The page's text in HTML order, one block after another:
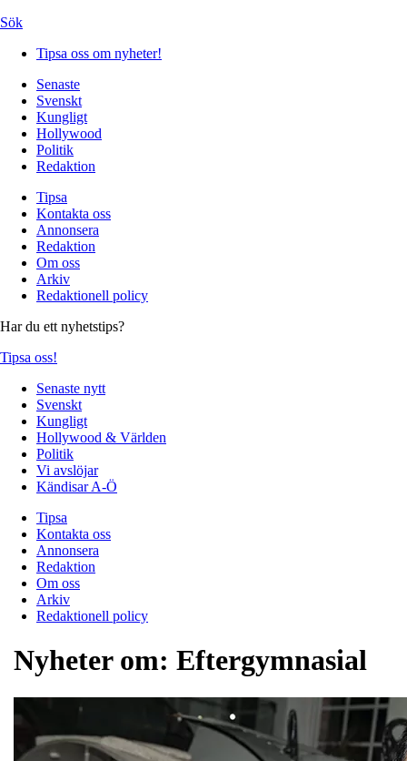
Sök
Tipsa oss om nyheter!
Senaste
Svenskt
Kungligt
Hollywood
Politik
Redaktion
Tipsa
Kontakta oss
Annonsera
Redaktion
Om oss
Arkiv
Redaktionell policy
Har du ett nyhetstips?
Tipsa oss!
Senaste nytt
Svenskt
Kungligt
Hollywood & Världen
Politik
Vi avslöjar
Kändisar A-Ö
Tipsa
Kontakta oss
Annonsera
Redaktion
Om oss
Arkiv
Redaktionell policy
Nyheter om: Eftergymnasial